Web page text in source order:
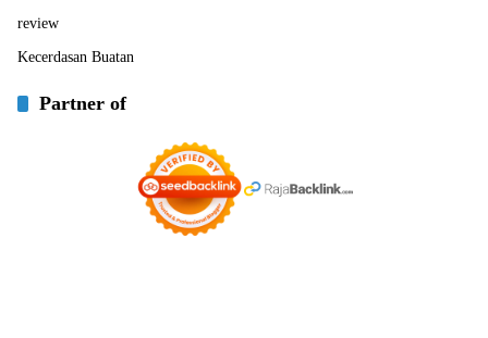
review
Kecerdasan Buatan
Partner of